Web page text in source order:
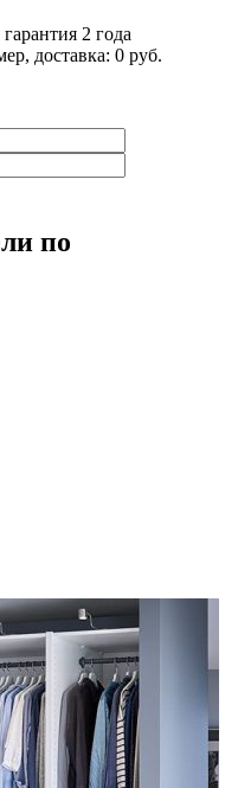
гарантия 2 года
доставка: 0 руб.
по